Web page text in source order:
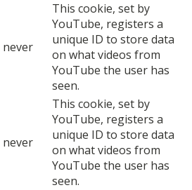
never
This cookie, set by
YouTube, registers a
unique ID to store data
on what videos from
YouTube the user has
seen.
never
This cookie, set by
YouTube, registers a
unique ID to store data
on what videos from
YouTube the user has
seen.